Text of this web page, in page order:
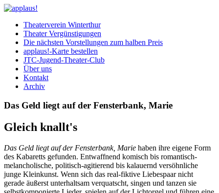
Theaterverein Winterthur
Theater Vergünstigungen
Die nächsten Vorstellungen zum halben Preis
applaus!-Karte bestellen
JTC-Jugend-Theater-Club
Über uns
Kontakt
Archiv
Das Geld liegt auf der Fensterbank, Marie
Gleich knallt's
Das Geld liegt auf der Fensterbank, Marie haben ihre eigene Form
des Kabaretts gefunden. Entwaffnend komisch bis romantisch-
melancholische, politisch-agitierend bis kalauernd versöhnliche
junge Kleinkunst. Wenn sich das real-fiktive Liebespaar nicht
gerade äußerst unterhaltsam verquatscht, singen und tanzen sie